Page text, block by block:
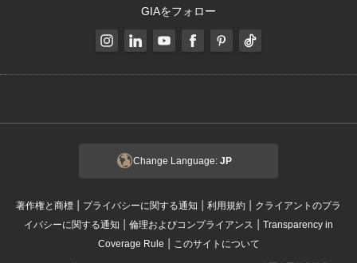
GIAをフォロー
Change Language: JP
著作権と商標 | プライバシーに関する通知 | 利用規約 | クライアントのプラ
イバシーに関する通知 | 倫理およびコンプライアンス | Transparency in
Coverage Rule | このサイトについて